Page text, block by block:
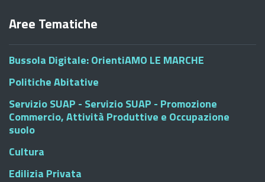
Aree Tematiche
Bussola Digitale: OrientiAMO LE MARCHE
Politiche Abitative
Servizio SUAP - Servizio SUAP - Promozione
Commercio, Attività Produttive e Occupazione
suolo
Cultura
Edilizia Privata